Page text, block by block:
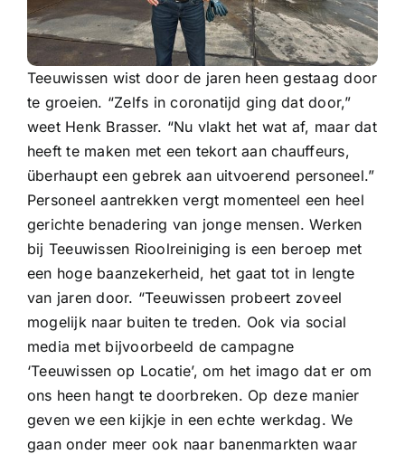
Teeuwissen wist door de jaren heen gestaag door
te groeien. “Zelfs in coronatijd ging dat door,”
weet Henk Brasser. “Nu vlakt het wat af, maar dat
heeft te maken met een tekort aan chauffeurs,
überhaupt een gebrek aan uitvoerend personeel.”
Personeel aantrekken vergt momenteel een heel
gerichte benadering van jonge mensen. Werken
bij Teeuwissen Rioolreiniging is een beroep met
een hoge baanzekerheid, het gaat tot in lengte
van jaren door. “Teeuwissen probeert zoveel
mogelijk naar buiten te treden. Ook via social
media met bijvoorbeeld de campagne
‘Teeuwissen op Locatie’, om het imago dat er om
ons heen hangt te doorbreken. Op deze manier
geven we een kijkje in een echte werkdag. We
gaan onder meer ook naar banenmarkten waar